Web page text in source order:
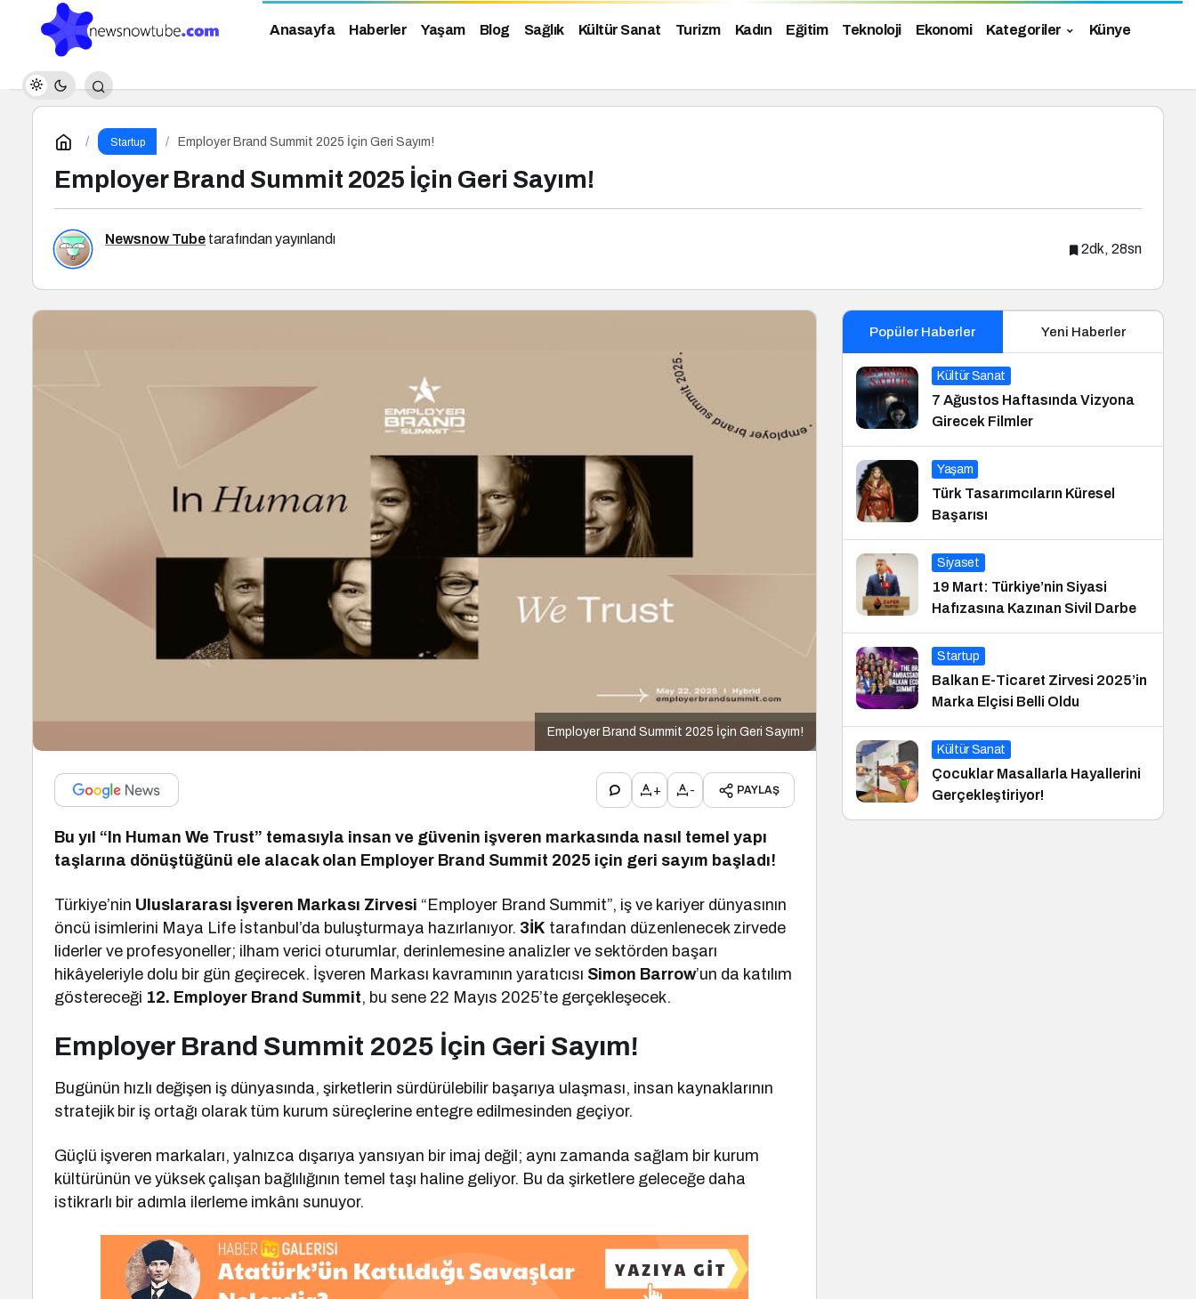
Anasayfa Haberler Yaşam Blog Sağlık Kültür Sanat Turizm Kadın Eğitim Teknoloji Ekonomi Kategoriler Künye
Startup Employer Brand Summit 2025 İçin Geri Sayım!
Employer Brand Summit 2025 İçin Geri Sayım!
Newsnow Tube tarafından yayınlandı
2dk, 28sn
Employer Brand Summit 2025 İçin Geri Sayım!
+ - PAYLAŞ
Bu yıl “In Human We Trust” temasıyla insan ve güvenin işveren markasında nasıl temel yapı
taşlarına dönüştüğünü ele alacak olan Employer Brand Summit 2025 için geri sayım başladı!
Türkiye’nin Uluslararası İşveren Markası Zirvesi “Employer Brand Summit”, iş ve kariyer dünyasının
öncü isimlerini Maya Life İstanbul’da buluşturmaya hazırlanıyor. 3İK tarafından düzenlenecek zirvede
liderler ve profesyoneller; ilham verici oturumlar, derinlemesine analizler ve sektörden başarı
hikâyeleriyle dolu bir gün geçirecek. İşveren Markası kavramının yaratıcısı Simon Barrow’un da katılım
göstereceği 12. Employer Brand Summit, bu sene 22 Mayıs 2025’te gerçekleşecek.
Employer Brand Summit 2025 İçin Geri Sayım!
Bugünün hızlı değişen iş dünyasında, şirketlerin sürdürülebilir başarıya ulaşması, insan kaynaklarının
stratejik bir iş ortağı olarak tüm kurum süreçlerine entegre edilmesinden geçiyor.
Güçlü işveren markaları, yalnızca dışarıya yansıyan bir imaj değil; aynı zamanda sağlam bir kurum
kültürünün ve yüksek çalışan bağlılığının temel taşı haline geliyor. Bu da şirketlere geleceğe daha
istikrarlı bir adımla ilerleme imkânı sunuyor.
Popüler Haberler Yeni Haberler
Kültür Sanat
7 Ağustos Haftasında Vizyona
Girecek Filmler
Yaşam
Türk Tasarımcıların Küresel
Başarısı
Siyaset
19 Mart: Türkiye’nin Siyasi
Hafızasına Kazınan Sivil Darbe
Startup
Balkan E-Ticaret Zirvesi 2025’in
Marka Elçisi Belli Oldu
Kültür Sanat
Çocuklar Masallarla Hayallerini
Gerçekleştiriyor!